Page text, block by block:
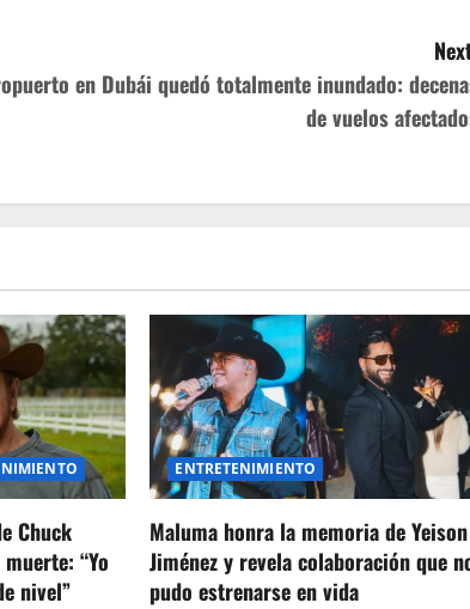
en Dubái quedó totalmente inundado:
de vuelos
Chuck
“Yo
nivel”
ENTRETENIMIENTO
Maluma honra la memoria de Yeison
Jiménez y revela colaboración que
pudo estrenarse en vida